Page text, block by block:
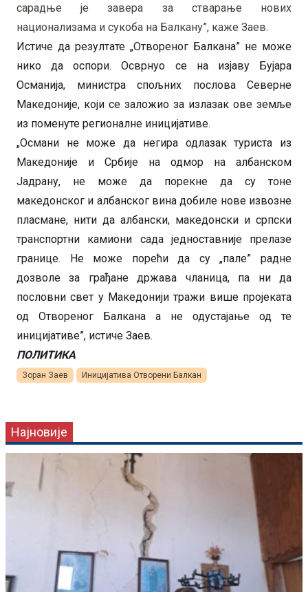
сарадње је завера за стварање нових
национализама и сукоба на Балкану”, каже Заев.
Истиче да резултате „Отвореног Балкана” не може
нико да оспори. Осврнуо се на изјаву Бујара
Османија, министра спољних послова Северне
Македоније, који се заложио за излазак ове земље
из поменуте регионалне иницијативе.
„Османи не може да негира одлазак туриста из
Македоније и Србије на одмор на албанском
Јадрану, не може да порекне да су тоне
македонског и албанског вина добиле нове извозне
пласмане, нити да албански, македонски и српски
транспортни камиони сада једноставније прелазе
границе. Не може порећи да су „пале” радне
дозволе за грађане држава чланица, па ни да
пословни свет у Македонији тражи више пројеката
од Отвореног Балкана а не одустајање од те
иницијативе”, истиче Заев.
ПОЛИТИКА
Зоран Заев Иницијатива Отворени Балкан
Најновије